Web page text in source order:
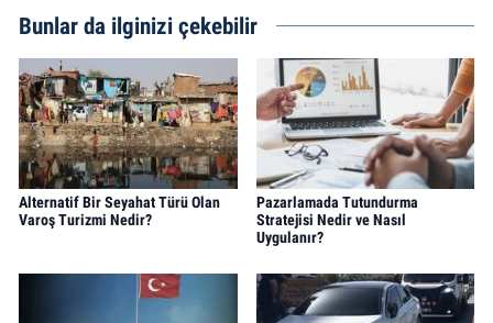
Bunlar da ilginizi çekebilir
Alternatif Bir Seyahat Türü Olan
Varoş Turizmi Nedir?
Pazarlamada Tutundurma
Stratejisi Nedir ve Nasıl
Uygulanır?